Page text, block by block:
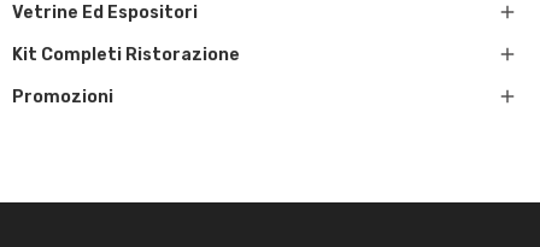
Vetrine Ed Espositori 
Kit Completi Ristorazione 
Promozioni 